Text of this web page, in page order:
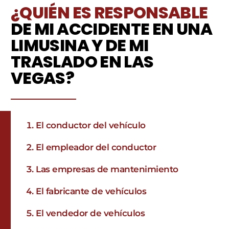
¿QUIÉN ES RESPONSABLE
DE MI ACCIDENTE EN UNA
LIMUSINA Y DE MI
TRASLADO EN LAS
VEGAS?
El conductor del vehículo
El empleador del conductor
Las empresas de mantenimiento
El fabricante de vehículos
El vendedor de vehículos